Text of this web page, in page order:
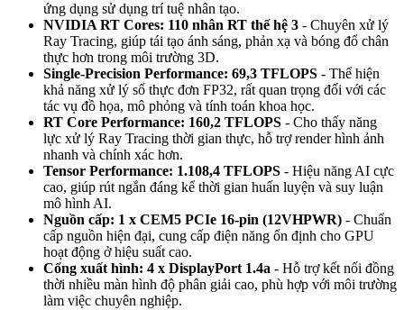
ứng dụng sử dụng trí tuệ nhân tạo.
NVIDIA RT Cores: 110 nhân RT thế hệ 3 - Chuyên xử lý
Ray Tracing, giúp tái tạo ánh sáng, phản xạ và bóng đổ chân
thực hơn trong môi trường 3D.
Single-Precision Performance: 69,3 TFLOPS - Thể hiện
khả năng xử lý số thực đơn FP32, rất quan trọng đối với các
tác vụ đồ họa, mô phỏng và tính toán khoa học.
RT Core Performance: 160,2 TFLOPS - Cho thấy năng
lực xử lý Ray Tracing thời gian thực, hỗ trợ render hình ảnh
nhanh và chính xác hơn.
Tensor Performance: 1.108,4 TFLOPS - Hiệu năng AI cực
cao, giúp rút ngắn đáng kể thời gian huấn luyện và suy luận
mô hình AI.
Nguồn cấp: 1 x CEM5 PCIe 16-pin (12VHPWR) - Chuẩn
cấp nguồn hiện đại, cung cấp điện năng ổn định cho GPU
hoạt động ở hiệu suất cao.
Cổng xuất hình: 4 x DisplayPort 1.4a - Hỗ trợ kết nối đồng
thời nhiều màn hình độ phân giải cao, phù hợp với môi trường
làm việc chuyên nghiệp.